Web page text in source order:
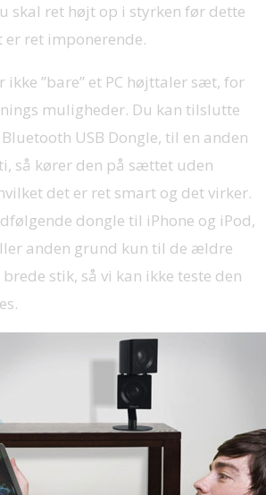
skal ret højt op i styrken før dette
ret imponerende.
”bare” et PC højttaler sæt, for
muligheder. Du kan tilslutte
USB Dongle, til en anden
så kører den på sættet uden
det er ret smart og det virker.
dongle til iPhone og iPod,
anden grund kun til de ældre
stik, så vi kan ikke teste den